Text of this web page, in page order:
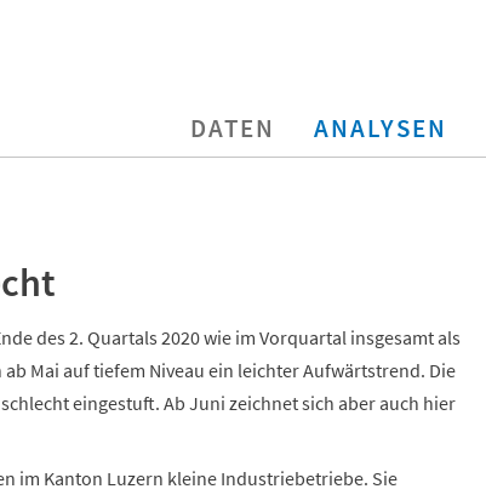
DATEN ANALYSEN
des 2. Quartals 2020 wie im Vorquartal insgesamt als
Mai auf tiefem Niveau ein leichter Aufwärtstrend. Die
eingestuft. Ab Juni zeichnet sich aber auch hier
im Kanton Luzern kleine Industriebetriebe. Sie